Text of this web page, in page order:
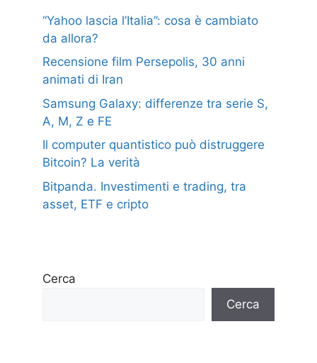
“Yahoo lascia l’Italia”: cosa è cambiato
da allora?
Recensione film Persepolis, 30 anni
animati di Iran
Samsung Galaxy: differenze tra serie S,
A, M, Z e FE
Il computer quantistico può distruggere
Bitcoin? La verità
Bitpanda. Investimenti e trading, tra
asset, ETF e cripto
Cerca
Cerca